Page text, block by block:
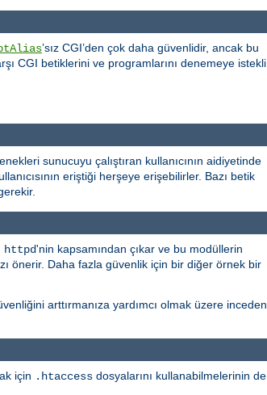
’sız CGI’den çok daha güvenlidir, ancak bu
CGI betiklerini ve programlarını denemeye istekli
sunucuyu çalıştıran kullanıcının aidiyetinde
eriştiği herşeye erişebilirler. Bazı betik
httpd'nin kapsamından çıkar ve bu modüllerin
önerir. Daha fazla güvenlik için bir diğer örnek bir
arttırmanıza yardımcı olmak üzere inceden
için .htaccess dosyalarını kullanabilmelerinin de